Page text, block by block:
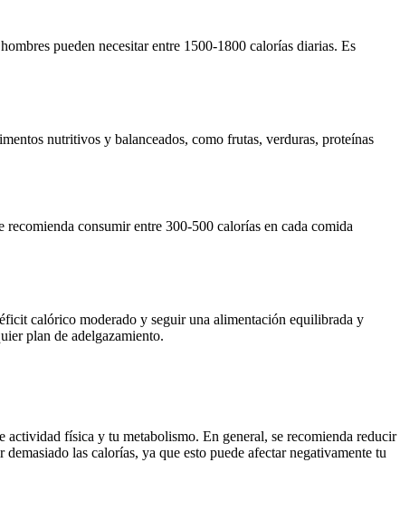
pueden necesitar entre 1500-1800 calorías diarias. Es
nutritivos y balanceados, como frutas, verduras, proteínas
consumir entre 300-500 calorías en cada comida
calórico moderado y seguir una alimentación equilibrada y
plan de adelgazamiento.
actividad física y tu metabolismo. En general, se recomienda reducir
las calorías, ya que esto puede afectar negativamente tu